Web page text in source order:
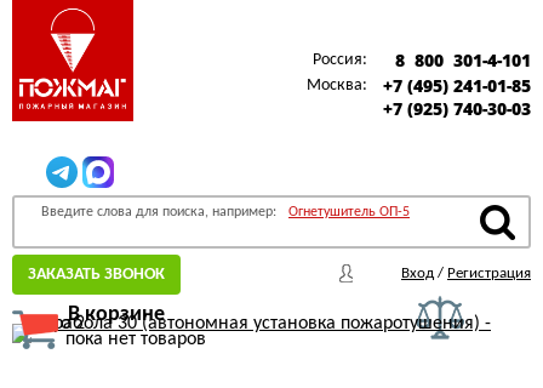
Россия: 8 800 301-4-101
Москва:
+7 (495) 241-01-85
+7 (925) 740-30-03
Введите слова для поиска, например: Огнетушитель ОП-5
ЗАКАЗАТЬ ЗВОНОК Вход / Регистрация
В корзине
пока нет товаров